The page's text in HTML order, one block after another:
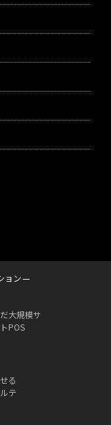
ョン
大規模サ
POS
る
テ